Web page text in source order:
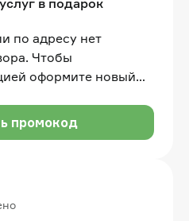
по адресу нет
Чтобы
оформите новый
тарифу, получите 1
в подарок
промокод